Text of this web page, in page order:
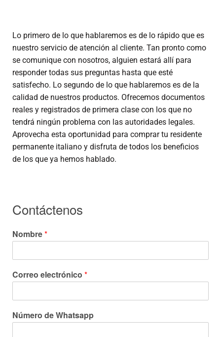
Lo primero de lo que hablaremos es de lo rápido que es
nuestro servicio de atención al cliente. Tan pronto como
se comunique con nosotros, alguien estará allí para
responder todas sus preguntas hasta que esté
satisfecho. Lo segundo de lo que hablaremos es de la
calidad de nuestros productos. Ofrecemos documentos
reales y registrados de primera clase con los que no
tendrá ningún problema con las autoridades legales.
Aprovecha esta oportunidad para comprar tu residente
permanente italiano y disfruta de todos los beneficios
de los que ya hemos hablado.
Contáctenos
Nombre*
Correo electrónico *
Número de Whatsapp